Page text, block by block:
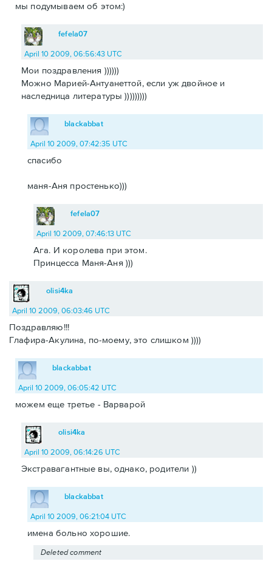
мы подумываем об этом:)
fefela07
April 10 2009, 06:56:43 UTC
Мои поздравления ))))))
Можно Марией-Антуанеттой, если уж двойное и
наследница литературы )))))))))
blackabbat
April 10 2009, 07:42:35 UTC
спасибо
маня-Аня простенько)))
fefela07
April 10 2009, 07:46:13 UTC
Ага. И королева при этом.
Принцесса Маня-Аня )))
olisi4ka
April 10 2009, 06:03:46 UTC
Поздравляю!!!
Глафира-Акулина, по-моему, это слишком ))))
blackabbat
April 10 2009, 06:05:42 UTC
можем еще третье - Варварой
olisi4ka
April 10 2009, 06:14:26 UTC
Экстравагантные вы, однако, родители ))
blackabbat
April 10 2009, 06:21:04 UTC
имена больно хорошие.
Deleted comment